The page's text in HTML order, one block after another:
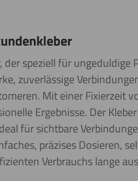
der speziell für ungeduldige
zuverlässige
Mit einer Fixierzeit
Ergebnisse. Der
für sichtbare
präzises Dosieren,
Verbrauchs lange